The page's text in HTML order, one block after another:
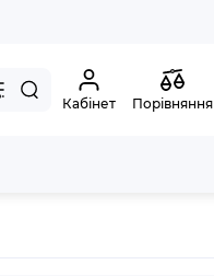
Кабінет Порівняння